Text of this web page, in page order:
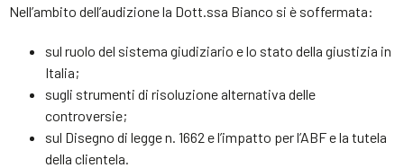
Nell’ambito dell’audizione la Dott.ssa Bianco si è soffermata:
sul ruolo del sistema giudiziario e lo stato della giustizia in
Italia;
sugli strumenti di risoluzione alternativa delle
controversie;
sul Disegno di legge n. 1662 e l’impatto per l’ABF e la tutela
della clientela.